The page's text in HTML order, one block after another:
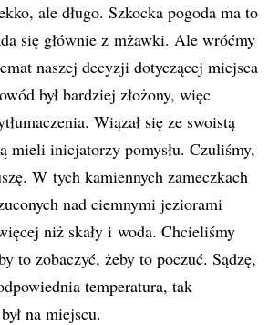
ale długo. Szkocka pogoda ma to
się głównie z mżawki. Ale wróćmy
naszej decyzji dotyczącej miejsca
był bardziej złożony, więc
Wiązał się ze swoistą
mieli inicjatorzy pomysłu. Czuliśmy,
W tych kamiennych zameczkach
nad ciemnymi jeziorami
niż skały i woda. Chcieliśmy
to zobaczyć, żeby to poczuć. Sądzę,
temperatura, tak
na miejscu.